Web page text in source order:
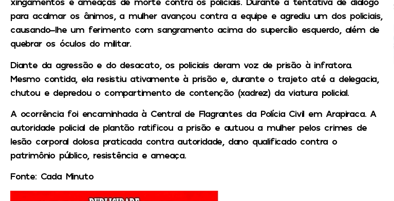
para acalmar os ânimos, a mulher avançou contra a equipe e agrediu um dos policiais,
causando-lhe um ferimento com sangramento acima do supercílio esquerdo, além de
quebrar os óculos do militar.
Diante da agressão e do desacato, os policiais deram voz de prisão à infratora.
Mesmo contida, ela resistiu ativamente à prisão e, durante o trajeto até a delegacia,
chutou e depredou o compartimento de contenção (xadrez) da viatura policial.
A ocorrência foi encaminhada à Central de Flagrantes da Polícia Civil em Arapiraca. A
autoridade policial de plantão ratificou a prisão e autuou a mulher pelos crimes de
lesão corporal dolosa praticada contra autoridade, dano qualificado contra o
patrimônio público, resistência e ameaça.
Fonte: Cada Minuto